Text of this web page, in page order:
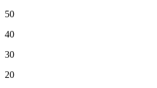
50
40
30
20